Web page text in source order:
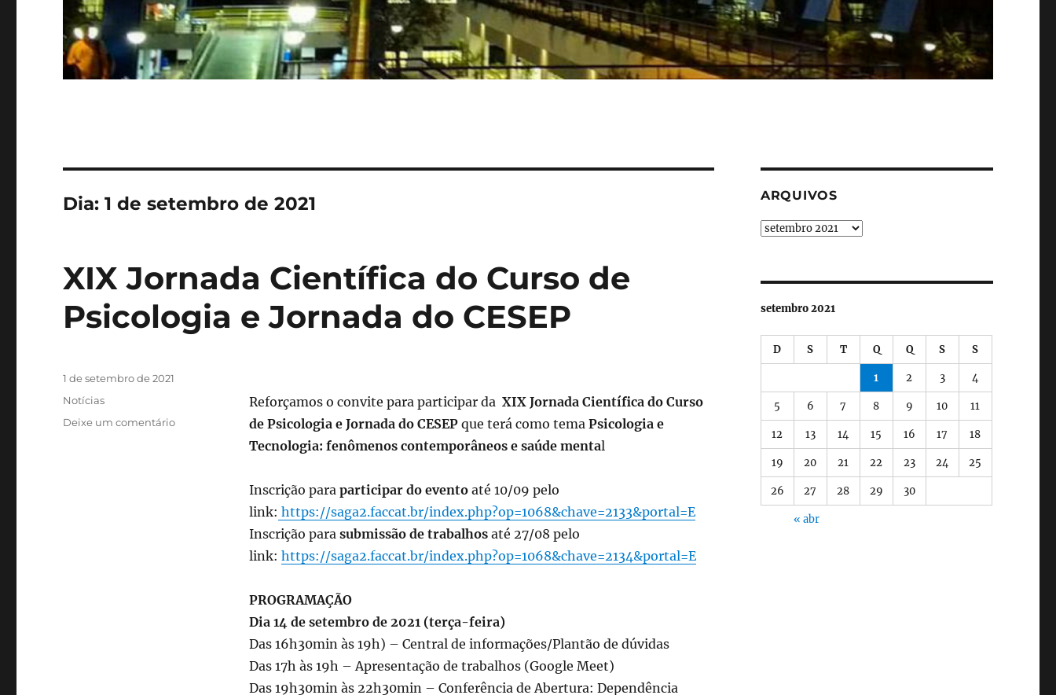
Dia:1 de setembro de 2021
XIX Jornada Científica do Curso de
Psicologia e Jornada do CESEP
Reforçamos o convite para participar da XIX Jornada Científica do Curso
de Psicologia e Jornada do CESEPque terá como tema Psicologia e
Tecnologia: fenômenos contemporâneos e saúde mental
Inscrição para participar do eventoaté 10/09 pelo
link: https://saga2.faccat.br/index.php?op=1068&chave=2133&portal=E
Inscrição para submissão de trabalhosaté 27/08 pelo
link: https://saga2.faccat.br/index.php?op=1068&chave=2134&portal=E
PROGRAMAÇÃO
Dia 14 de setembro de 2021 (terça-feira)
Das 16h30min às 19h) – Central de informações/Plantão de dúvidas
Das 17h às 19h – Apresentação de trabalhos (Google Meet)
Das 19h30min às 22h30min – Conferência de Abertura: Dependência
Publicado
1 de setembro de 2021
Categorias
Notícias
Deixe um comentárioem
ARQUIVOS
Arquivos
setembro 2021
D S T Q Q S S
1 2 3 4
5 6 7 8 9 10 11
12 13 14 15 16 17 18
19 20 21 22 23 24 25
26 27 28 29 30
« abr